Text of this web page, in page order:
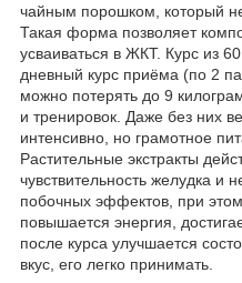
чайным порошком, который
Такая форма позволяет
усваиваться в ЖКТ. Курс из
дневный курс приёма (по 2
можно потерять до 9
и тренировок. Даже без них
интенсивно, но грамотное
Растительные экстракты
чувствительность желудка и
побочных эффектов, при этом
повышается энергия,
после курса улучшается
вкус, его легко принимать.